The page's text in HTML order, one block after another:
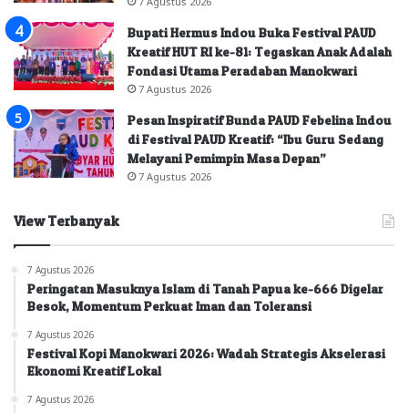
Bupati Hermus Indou Buka Festival PAUD
Kreatif HUT RI ke-81: Tegaskan Anak Adalah
Fondasi Utama Peradaban Manokwari
7 Agustus 2026
Pesan Inspiratif Bunda PAUD Febelina Indou
di Festival PAUD Kreatif: “Ibu Guru Sedang
Melayani Pemimpin Masa Depan”
7 Agustus 2026
View Terbanyak
7 Agustus 2026
Peringatan Masuknya Islam di Tanah Papua ke-666 Digelar
Besok, Momentum Perkuat Iman dan Toleransi
7 Agustus 2026
Festival Kopi Manokwari 2026: Wadah Strategis Akselerasi
Ekonomi Kreatif Lokal
7 Agustus 2026